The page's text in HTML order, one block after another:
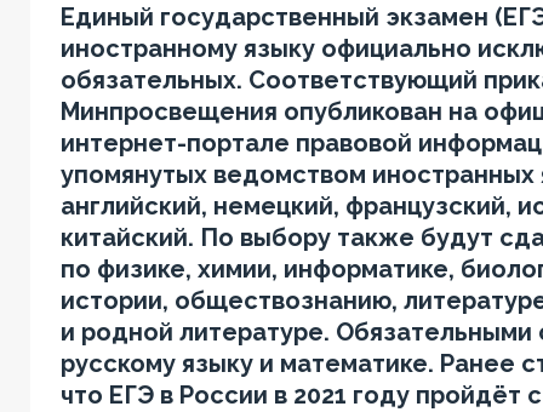
Единый государственный экзамен
иностранному языку официально
обязательных. Соответствующий
Минпросвещения опубликован на
интернет-портале правовой
упомянутых ведомством иностранных
английский, немецкий, французский,
китайский. По выбору также будут
по физике, химии, информатике,
истории, обществознанию,
и родной литературе. Обязательными
русскому языку и математике. Ранее
что ЕГЭ в России в 2021 году пройдёт